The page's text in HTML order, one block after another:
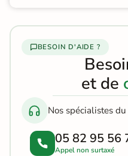
BESOIN D'AIDE ?
et de
Nos spécialistes
05 82 95 56
Appel non surtaxé